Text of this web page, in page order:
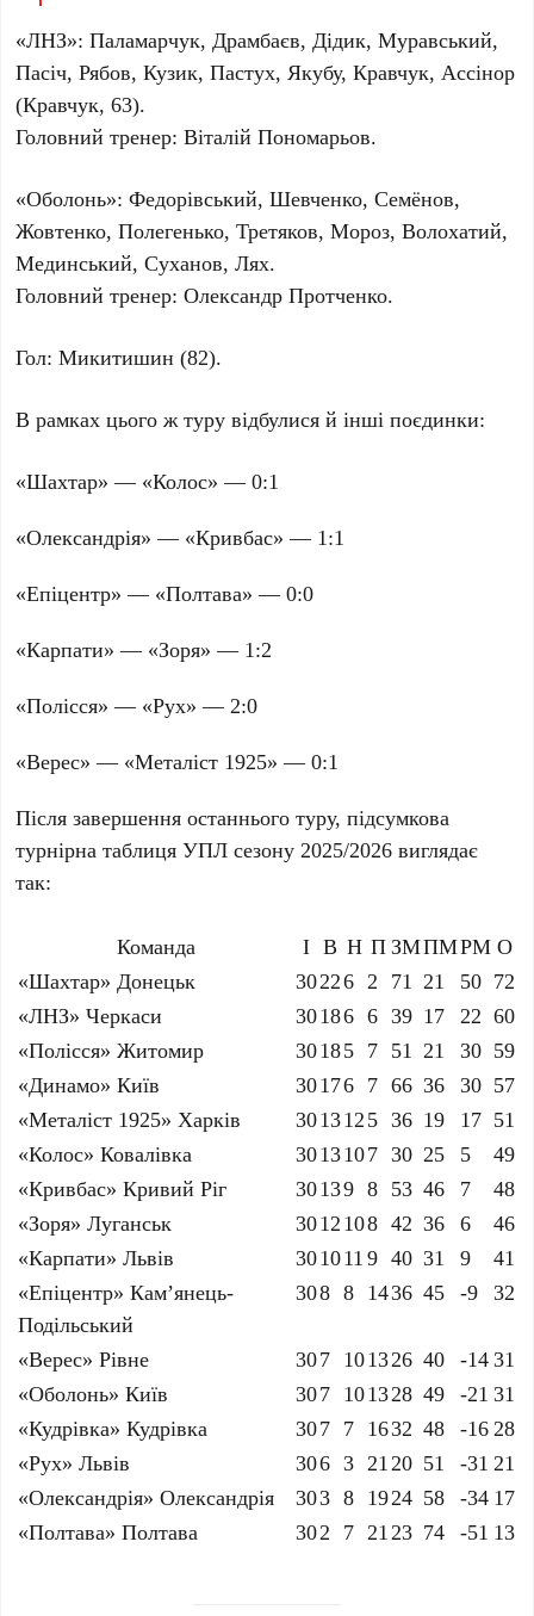
«ЛНЗ»: Паламарчук, Драмбаєв, Дідик, Муравський,
Пасіч, Рябов, Кузик, Пастух, Якубу, Кравчук, Ассінор
(Кравчук, 63).
Головний тренер:Віталій Пономарьов.
«Оболонь»: Федорівський, Шевченко, Семёнов,
Жовтенко, Полегенько, Третяков, Мороз, Волохатий,
Мединський, Суханов, Лях.
Головний тренер:Олександр Протченко.
Гол: Микитишин (82).
В рамках цього ж туру відбулися й інші поєдинки:
«Шахтар» — «Колос» —0:1
«Олександрія» — «Кривбас» — 1:1
«Епіцентр» — «Полтава» —0:0
«Карпати» — «Зоря» — 1:2
«Полісся» — «Рух» —2:0
«Верес» — «Металіст 1925» —0:1
Після завершення останнього туру, підсумкова
турнірна таблиця УПЛ сезону2025/2026 виглядає
так:
Команда І В Н ПЗМПМРМ О
«Шахтар» Донецьк
30226 2 71 21 50 72
«ЛНЗ» Черкаси
30186 6 39 17 22 60
«Полісся» Житомир
30185 7 51 21 30 59
«Динамо» Київ
30176 7 66 36 30 57
«Металіст 1925» Харків
3013125 36 19 17 51
«Колос» Ковалівка
3013107 30 25 5
49
«Кривбас» Кривий Ріг
30139 8 53 46 7
48
«Зоря» Луганськ
3012108 42 36 6
46
«Карпати» Львів
3010119 40 31 9
41
«Епіцентр» Кам’янець-
Подільський
308 8 1436 45 -9 32
«Верес» Рівне 307 101326 40 -1431
«Оболонь» Київ
307 101328 49 -21 31
«Кудрівка» Кудрівка
307 7 1632 48 -1628
«Рух» Львів
306 3 2120 51 -31 21
«Олександрія» Олександрія
303 8 1924 58 -34 17
«Полтава» Полтава
302 7 2123 74 -51 13